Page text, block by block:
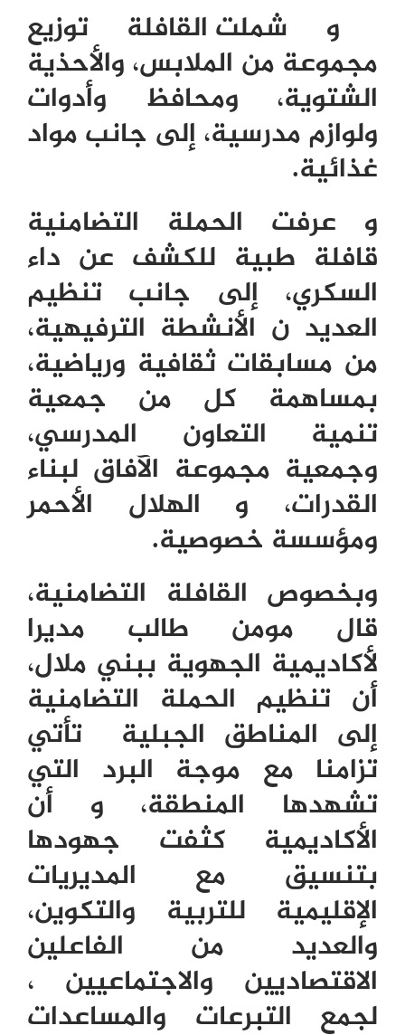
و
شملت القافلة توزيع
مجموعة من الملابس، والأحذية
الشتوية، ومحافظ وأدوات
ولوازم مدرسية، إلى جانب مواد
غذائية.
و عرفت الحملة التضامنية
قافلة طبية للكشف عن داء
السكري، إلى جانب تنظيم
العديد ن الأنشطة الترفيهية،
من مسابقات ثقافية ورياضية،
بمساهمة كل من جمعية
تنمية التعاون المدرسي،
وجمعية مجموعة الآفاق لبناء
القدرات، و الهلال الأحمر
ومؤسسة خصوصية.
وبخصوص القافلة التضامنية،
قال مومن طالب مديرا
لأكاديمية الجهوية ببني ملال،
أن تنظيم الحملة التضامنية
إلى المناطق الجبلية تأتي
تزامنا مع موجة البرد التي
تشهدها المنطقة، و أن
الأكاديمية كثفت جهودها
بتنسيق مع المديريات
الإقليمية للتربية والتكوين،
والعديد من الفاعلين
الاقتصاديين والاجتماعيين ،
لجمع التبرعات والمساعدات